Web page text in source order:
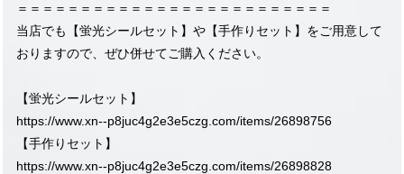
＝＝＝＝＝＝＝＝＝＝＝＝＝＝＝＝＝＝＝＝＝＝＝＝＝
当店でも【蛍光シールセット】や【手作りセット】をご用意して
おりますので、ぜひ併せてご購入ください。
【蛍光シールセット】
https://www.xn--p8juc4g2e3e5czg.com/items/26898756
【手作りセット】
https://www.xn--p8juc4g2e3e5czg.com/items/26898828